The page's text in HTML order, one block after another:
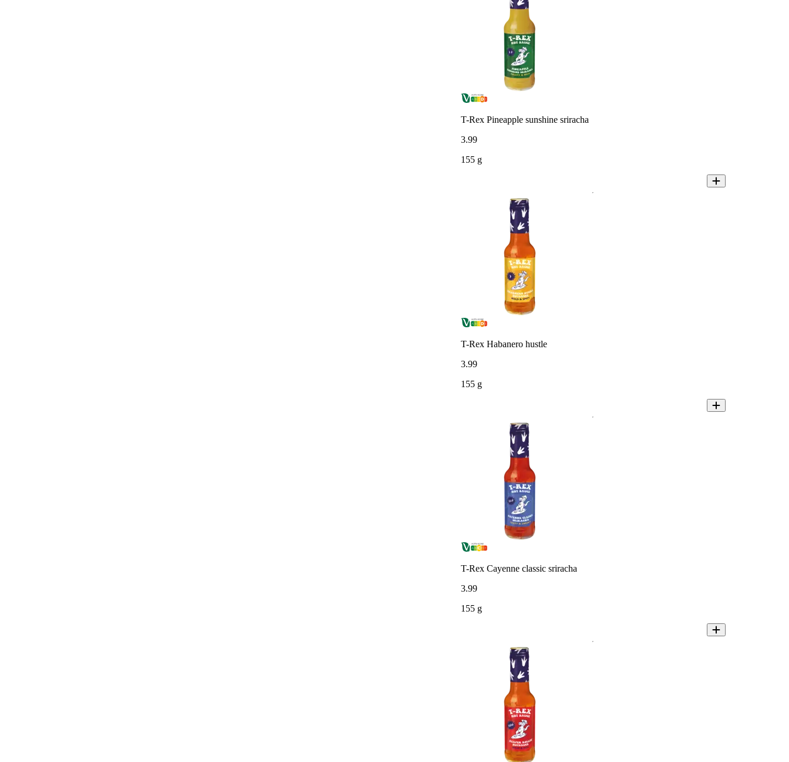
T-Rex Pineapple sunshine sriracha
3.99
155 g
T-Rex Habanero hustle
3.99
155 g
T-Rex Cayenne classic sriracha
3.99
155 g